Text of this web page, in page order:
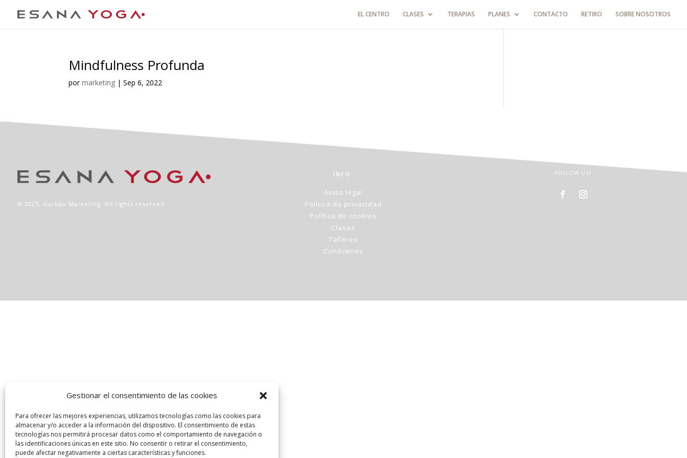
Gestionar el consentimiento de las cookies
Para ofrecer las mejores experiencias, utilizamos tecnologías como las cookies para
almacenar y/o acceder a la información del dispositivo. El consentimiento de estas
tecnologías nos permitirá procesar datos como el comportamiento de navegación o
las identificaciones únicas en este sitio. No consentir o retirar el consentimiento,
puede afectar negativamente a ciertas características y funciones.
EL CENTRO CLASES TERAPIAS PLANES CONTACTO RETIRO SOBRE NOSOTROS
Mindfulness Profunda
pormarketing |Sep 6, 2022
© 2025, Garbau Marketing. All rights reserved.
INFO
Aviso legal
Política de privacidad
Política de cookies
Clases
Talleres
Conócenos
FOLLOW US!